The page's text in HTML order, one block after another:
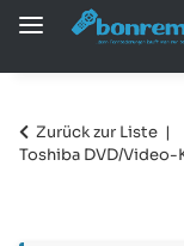
Zurück zur Liste
Toshiba DVD/